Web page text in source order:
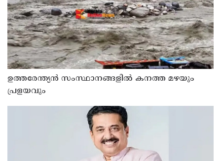
ഉത്തരേന്ത്യൻ സംസ്ഥാനങ്ങളിൽ കനത്ത മഴയും
പ്രളയവും